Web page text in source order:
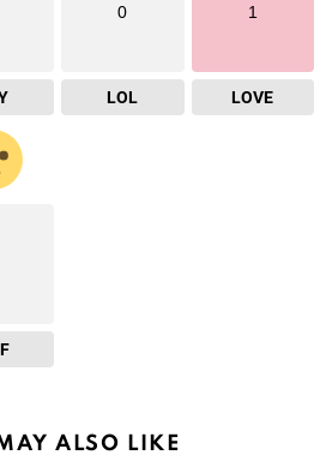
0
LOL
1
LOVE
ALSO LIKE